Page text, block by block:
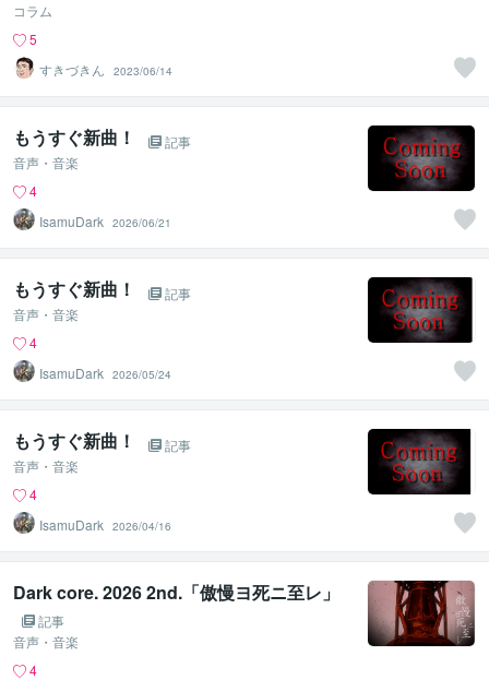
コラム
5
すきづきん
2023/06/14
もうすぐ新曲！
記事
音声・音楽
4
IsamuDark 2026/06/21
もうすぐ新曲！
記事
音声・音楽
4
IsamuDark 2026/05/24
もうすぐ新曲！
記事
音声・音楽
4
IsamuDark 2026/04/16
Dark core. 2026 2nd.「傲慢ヨ死ニ至レ」
記事
音声・音楽
4